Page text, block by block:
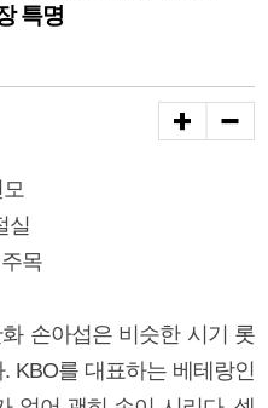
특명
실
목
손아섭은 비슷한 시기 롯
KBO를 대표하는 베테랑인